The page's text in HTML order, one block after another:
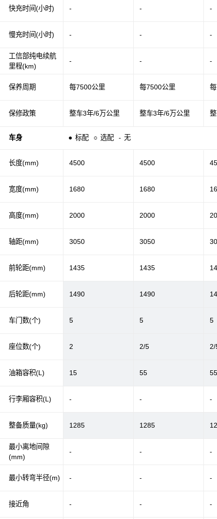
快充时间(小时)
慢充时间(小时)
工信部纯电续航
里程(km)
保养周期
保修政策
车身 ● 标配 ○ 选配 - 无
长度(mm)
宽度(mm)
高度(mm)
轴距(mm)
前轮距(mm)
后轮距(mm)
车门数(个)
座位数(个)
油箱容积(L)
行李厢容积(L)
整备质量(kg)
最小离地间隙
(mm)
最小转弯半径(m)
接近角
- - -
- - -
- - -
每7500公里 每7500公里
整车3年/6万公里 整车3年/6万公里
4500 4500
1680 1680
2000 2000
3050 3050
1435 1435
1490 1490
5 5 5
2 2/5 2/
15 55
- - -
1285 1285
- - -
- - -
- - -